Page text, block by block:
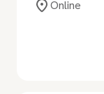
Online